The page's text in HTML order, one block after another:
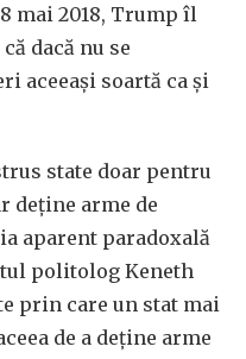
mai 2018, Trump îl
dacă nu se
aceeași soartă ca și
state doar pentru
deține arme de
aparent paradoxală
politolog Keneth
prin care un stat mai
de a deține arme